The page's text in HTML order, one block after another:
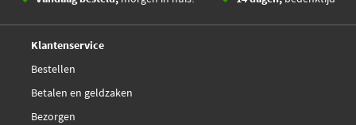
Klantenservice
Bestellen
Betalen en geldzaken
Bezorgen